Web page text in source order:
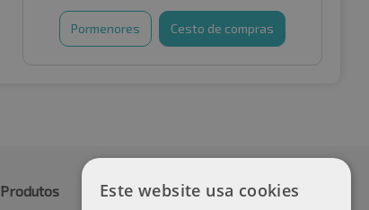
Pormenores Cesto de compras
Produtos
Este website usa cookies